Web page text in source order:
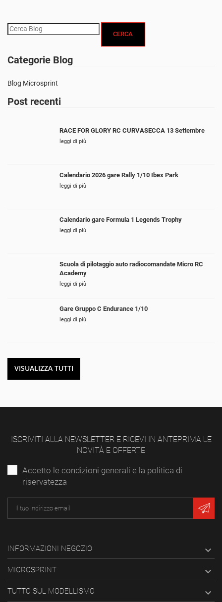
CERCA
Categorie Blog
Blog Microsprint
Post recenti
RACE FOR GLORY RC CURVASECCA 13 Settembre
leggi di più
Calendario 2026 gare Rally 1/10 Ibex Park
leggi di più
Calendario gare Formula 1 Legends Trophy
leggi di più
Scuola di pilotaggio auto radiocomandate Micro RC
Academy
leggi di più
Gare Gruppo C Endurance 1/10
leggi di più
VISUALIZZA TUTTI
ISCRIVITI ALLA NEWSLETTER E RICEVI IN ANTEPRIMA LE
NOVITÀ E OFFERTE
Accetto le condizioni generali e la politica di
riservatezza
INFORMAZIONI NEGOZIO 
MICROSPRINT 
TUTTO SUL MODELLISMO 